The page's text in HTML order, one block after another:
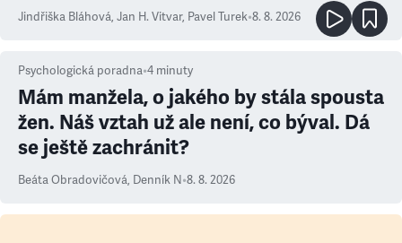
Jindřiška Bláhová, Jan H. Vitvar, Pavel Turek•8. 8. 2026
Psychologická poradna•4 minuty
Mám manžela, o jakého by stála spousta
žen. Náš vztah už ale není, co býval. Dá
se ještě zachránit?
Beáta Obradovičová, Denník N•8. 8. 2026